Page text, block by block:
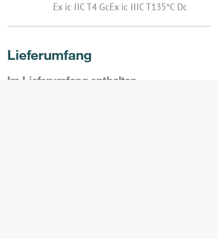
Ex ic IIC T4 GcEx ic IIIC T135°C Dc
Lieferumfang
Im Lieferumfang enthalten